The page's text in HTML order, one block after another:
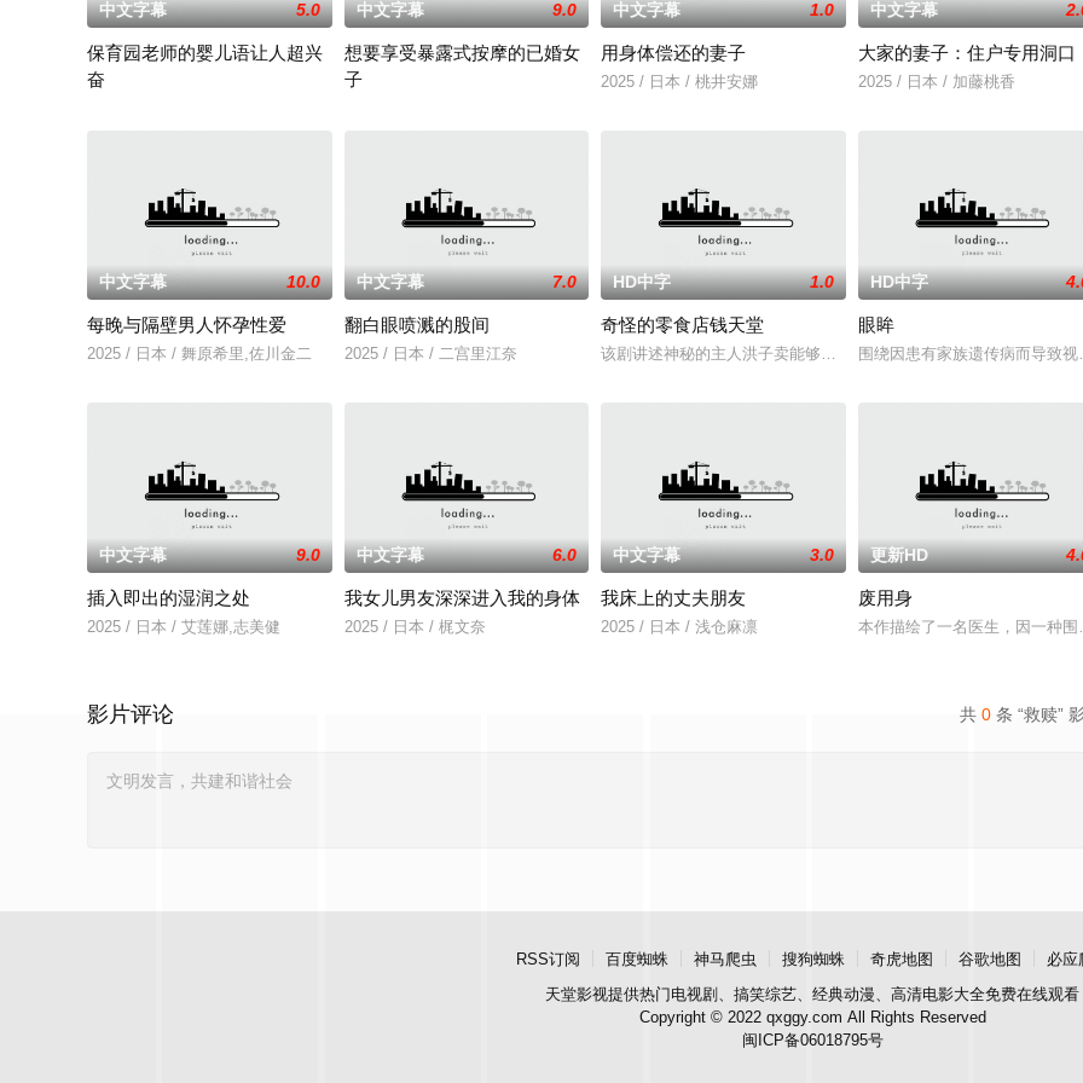
中文字幕 5.0
保育园老师的婴儿语让人超兴
奋
中文字幕 9.0
想要享受暴露式按摩的已婚女
子
中文字幕 1.0
用身体偿还的妻子
2025 / 日本 / 桃井安娜
中文字幕
大家的妻子：住户专用洞口
2025 / 日本 / 加藤桃香
中文字幕 10.0
每晚与隔壁男人怀孕性爱
2025 / 日本 / 舞原希里,佐川金二
中文字幕 7.0
翻白眼喷溅的股间
2025 / 日本 / 二宫里江奈
HD中字 1.0
奇怪的零食店钱天堂
该剧讲述神秘的主人洪子卖能够实现人们愿望的神秘零食，以及人们
HD中字
眼眸
围绕因患有家族遗传病而导致
中文字幕 9.0
插入即出的湿润之处
2025 / 日本 / 艾莲娜,志美健
中文字幕 6.0
我女儿男友深深进入我的身体
2025 / 日本 / 梶文奈
中文字幕 3.0
我床上的丈夫朋友
2025 / 日本 / 浅仓麻凛
更新HD
废用身
本作描绘了一名医生，因一种
共 0 条 “救赎”
影片评论
RSS订阅 百度蜘蛛 神马爬虫 搜狗蜘蛛 奇虎地图 谷歌地图
必应
天堂影视提供热门电视剧、搞笑综艺、经典动漫、高清电影大全免费在线观看
Copyright © 2022 qxggy.com All Rights Reserved
闽ICP备06018795号